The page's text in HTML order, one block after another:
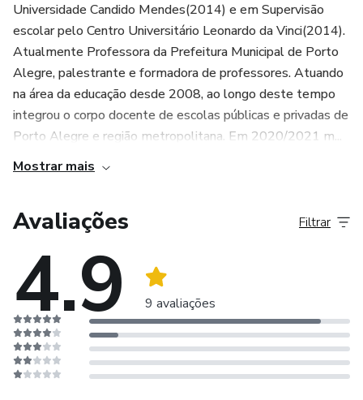
Universidade Candido Mendes(2014) e em Supervisão
escolar pelo Centro Universitário Leonardo da Vinci(2014).
Atualmente Professora da Prefeitura Municipal de Porto
Alegre, palestrante e formadora de professores. Atuando
na área da educação desde 2008, ao longo deste tempo
integrou o corpo docente de escolas públicas e privadas de
Porto Alegre e região metropolitana. Em 2020/2021 m...
Mostrar mais
Avaliações
4.9 9 avaliações
Filtrar